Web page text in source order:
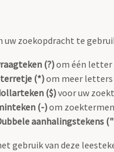
uw zoekopdracht te
(?)om één letter
(*)om meer letters
($)voor uw
(-)om
aanhalingstekens
gebruik van deze